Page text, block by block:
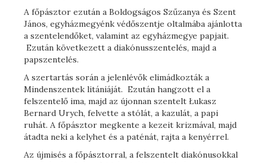
A főpásztor ezután a Boldogságos Szűzanya és Szent
János, egyházmegyénk védőszentje oltalmába ajánlotta
a szentelendőket, valamint az egyházmegye papjait.
Ezután következett a diakónusszentelés, majd a
papszentelés.
A szertartás során a jelenlévők elimádkozták a
Mindenszentek litániáját. Ezután hangzott el a
felszentelő ima, majd az újonnan szentelt Łukasz
Bernard Urych, felvette a stólát, a kazulát, a papi
ruhát. A főpásztor megkente a kezeit krizmával, majd
átadta neki a kelyhet és a paténát, rajta a kenyérrel.
Az újmisés a főpásztorral, a felszentelt diakónusokkal